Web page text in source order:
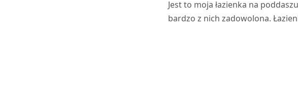
Jest to moja łazienka na
bardzo z nich zadowolona.